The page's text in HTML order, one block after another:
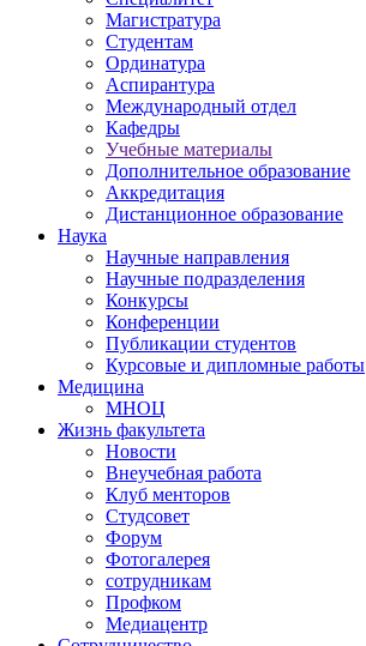
Магистратура
Студентам
Ординатура
Аспирантура
Международный отдел
Кафедры
Учебные материалы
Дополнительное образование
Аккредитация
Дистанционное образование
Наука
Научные направления
Научные подразделения
Конкурсы
Конференции
Публикации студентов
Курсовые и дипломные работы
Медицина
МНОЦ
Жизнь факультета
Новости
Внеучебная работа
Клуб менторов
Студсовет
Форум
Фотогалерея
сотрудникам
Профком
Медиацентр